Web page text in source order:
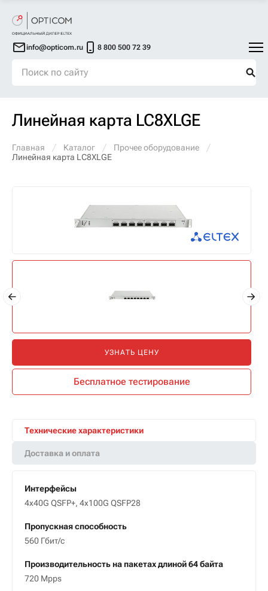
info@opticom.ru 8 800 500 72 39
Линейная карта LC8XLGE
Главная Каталог
Прочее оборудование
Линейная карта LC8XLGE
УЗНАТЬ ЦЕНУ
Бесплатное тестирование
Технические характеристики
Доставка и оплата
Интерфейсы
4x40G QSFP+, 4x100G QSFP28
Пропускная способность
560 Гбит/с
Производительность на пакетах длиной 64 байта
720 Mpps